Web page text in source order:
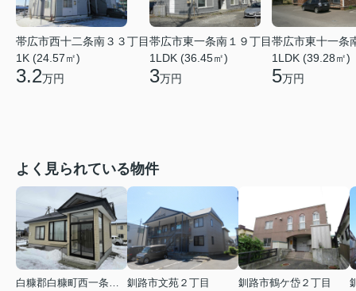
帯広市西十二条南３３丁目
1K (24.57㎡)
3.2万円
帯広市東一条南１９丁目
1LDK (36.45㎡)
3万円
帯広市東十一条
1LDK (39.28㎡)
5万円
よく見られている物件
白糠郡白糠町西一条南４丁目
釧路市文苑２丁目
釧路市鶴ケ岱２丁目